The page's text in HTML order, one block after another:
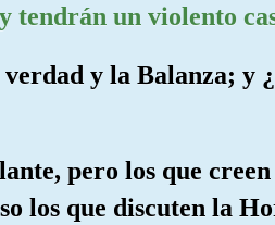
tendrán un violento
y la Balanza; y
pero los que creen
los que discuten la